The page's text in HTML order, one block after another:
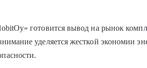
готовится вывод на рынок
уделяется жесткой экономии